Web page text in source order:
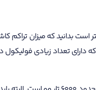
است بدانید که میزان
دارای تعداد زیادی